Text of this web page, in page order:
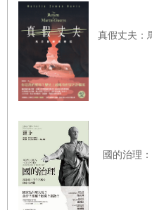
案例對歷程使用的啟示？
使用思考歷程會經歷的階段
常見的瑕疵與困難
結論
思考。問學生對圖像／物件有什
題，可以根據選用的圖像／物
從剛才看到或注意到的東西想到
讀？」這裡的目標是要學生提出
講出內容或題材。進一步問學生
想法或補充說明。一般來說，用
回應學生通常很有效，可鼓勵學
再回答，不再只是提出猜測或沒
真假丈夫：
國的治理